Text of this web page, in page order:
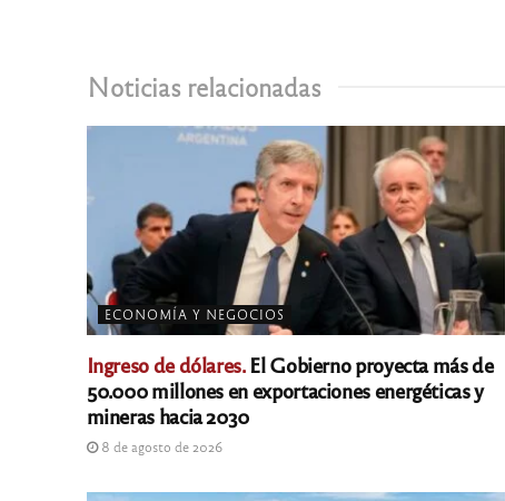
Noticias relacionadas
ECONOMÍA Y NEGOCIOS
Ingreso de dólares.El Gobierno proyecta más de
50.000 millones en exportaciones energéticas y
mineras hacia 2030
8 de agosto de 2026